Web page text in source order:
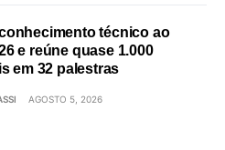
técnico ao
e reúne quase 1.000
em 32 palestras
AGOSTO 5, 2026